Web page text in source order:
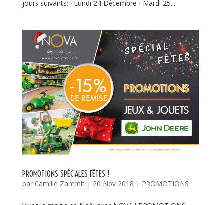
jours suivants: ∙ Lundi 24 Décembre ∙ Mardi 25...
PROMOTIONS SPÉCIALES FÊTES !
par Camille Zammit| 20 Nov 2018 | PROMOTIONS